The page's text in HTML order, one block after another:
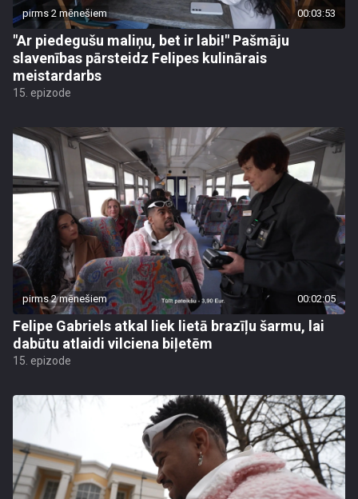
pirms 2 mēnešiem 00:03:53
"Ar piedegušu maliņu, bet ir labi!" Pašmāju
slavenības pārsteidz Felipes kulinārais
meistardarbs
15. epizode
pirms 2 mēnešiem 00:02:05
Felipe Gabriels atkal liek lietā brazīļu šarmu, lai
dabūtu atlaidi vilciena biļetēm
15. epizode